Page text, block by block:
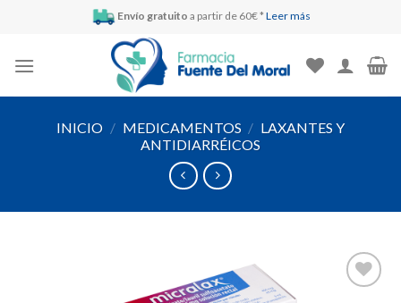
Envío gratuito a partir de 60€ * Leer más
INICIO / MEDICAMENTOS / LAXANTES Y
ANTIDIARRÉICOS